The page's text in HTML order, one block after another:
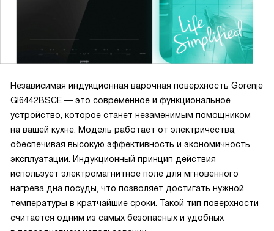
переживать, если вдруг отвлеклась на звонок или
разговор. А блокировка от детей – это отдельный плюс
для спокойствия, ведь маленькие непоседы часто любят
поиграть с техникой. Стеклокерамическая поверхность
без рамки выглядит очень современно и легко очищается,
что для меня немаловажно после активного кулинарного
дня. Вся панель компактная и аккуратно вписалась в мою
кухню, не занимая лишнего места, но при этом позволяет
готовить на полную мощность. Каждый день я радуюсь,
что выбрала именно эту модель! Она сделала процесс
готовки приятным и быстрым, теперь кухня – мое любимое
Независимая индукционная варочная поверхность Gorenje
GI6442BSCE — это современное и функциональное
устройство, которое станет незаменимым помощником
на вашей кухне. Модель работает от электричества,
обеспечивая высокую эффективность и экономичность
эксплуатации. Индукционный принцип действия
использует электромагнитное поле для мгновенного
нагрева дна посуды, что позволяет достигать нужной
температуры в кратчайшие сроки. Такой тип поверхности
считается одним из самых безопасных и удобных